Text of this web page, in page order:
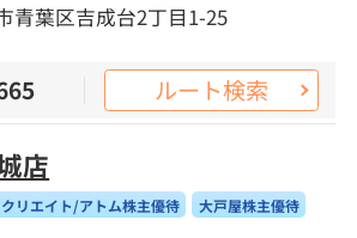
青葉区吉成台2丁目1-25
ルート検索
店
リエイト/アトム株主優待 大戸屋株主優待